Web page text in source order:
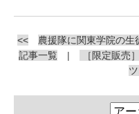
<< 農援隊に関東学院の生
記事一覧|
［限定販売
ツ